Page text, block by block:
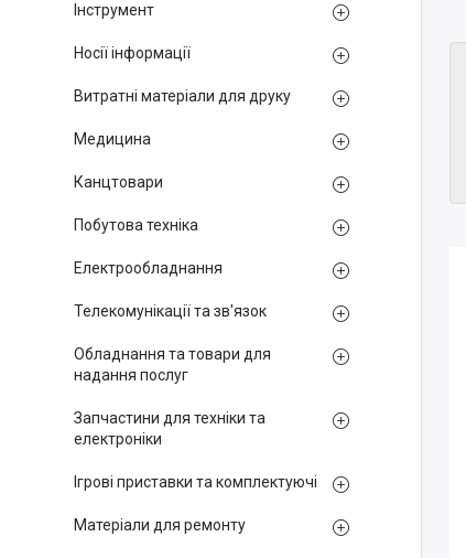
Інструмент
Носії інформації
Витратні матеріали для друку
Медицина
Канцтовари
Побутова техніка
Електрообладнання
Телекомунікації та зв'язок
Обладнання та товари для
надання послуг
Запчастини для техніки та
електроніки
Ігрові приставки та комплектуючі
Матеріали для ремонту